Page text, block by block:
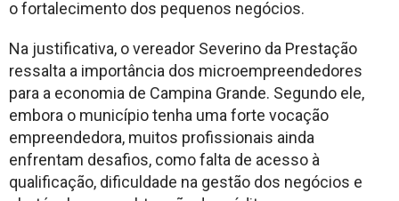
o fortalecimento dos pequenos negócios.
Na justificativa, o vereador Severino da Prestação
ressalta a importância dos microempreendedores
para a economia de Campina Grande. Segundo ele,
embora o município tenha uma forte vocação
empreendedora, muitos profissionais ainda
enfrentam desafios, como falta de acesso à
qualificação, dificuldade na gestão dos negócios e